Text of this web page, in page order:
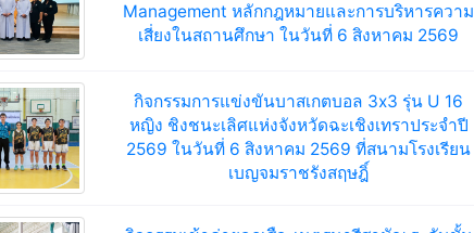
Management หลักกฎหมายและการบริหารความ
เสี่ยงในสถานศึกษา ในวันที่ 6 สิงหาคม 2569
กิจกรรมการแข่งขันบาสเกตบอล 3x3 รุ่น U 16
หญิง ชิงชนะเลิศแห่งจังหวัดฉะเชิงเทราประจำปี
2569 ในวันที่ 6 สิงหาคม 2569 ที่สนามโรงเรียน
เบญจมราชรังสฤษฎิ์